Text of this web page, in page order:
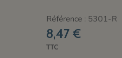
Référence : 5301-R
8,47 €
TTC